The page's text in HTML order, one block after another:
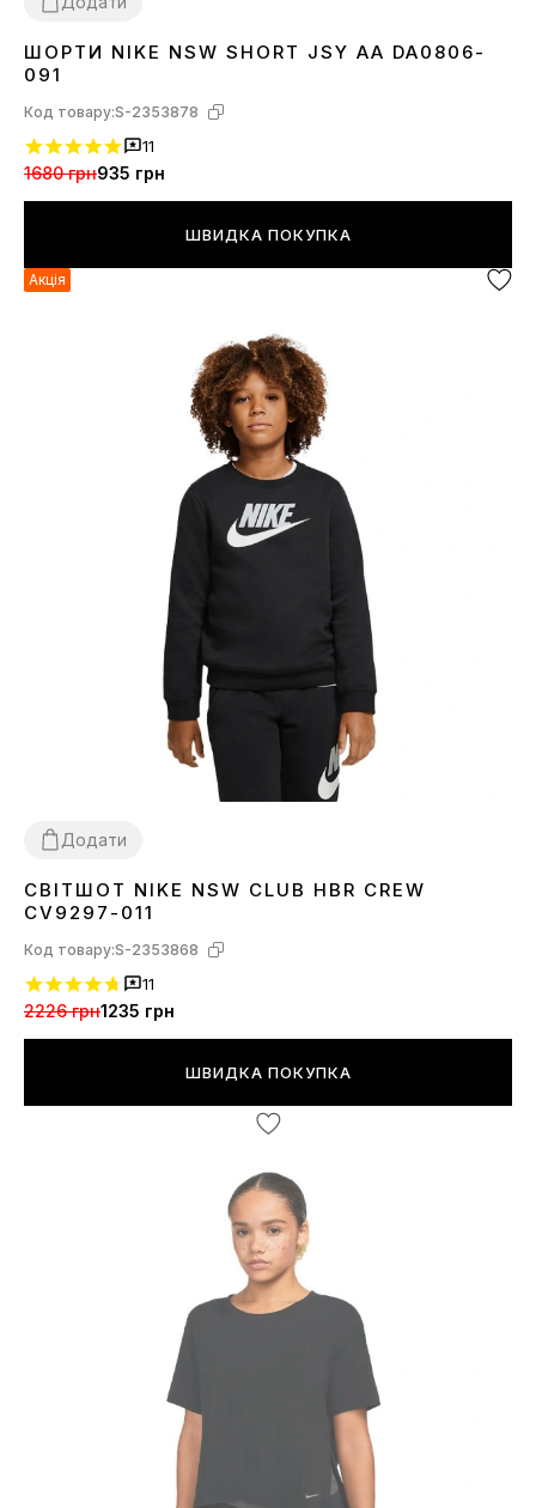
S
ШОРТИ NIKE NSW SHORT JSY AA DA0806-
091
Код товару:S-2353878
11
1680 грн935 грн
ШВИДКА ПОКУПКА
Акція
Додати
XS
СВІТШОТ NIKE NSW CLUB HBR CREW
CV9297-011
Код товару:S-2353868
11
2226 грн1235 грн
ШВИДКА ПОКУПКА